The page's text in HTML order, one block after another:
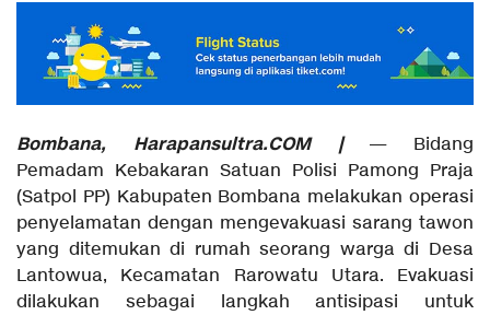
Bombana, Harapansultra.COM |
— Bidang
Pemadam Kebakaran Satuan Polisi Pamong Praja
(Satpol PP) Kabupaten Bombana melakukan operasi
penyelamatan dengan mengevakuasi sarang tawon
yang ditemukan di rumah seorang warga di Desa
Lantowua, Kecamatan Rarowatu Utara. Evakuasi
dilakukan sebagai langkah antisipasi untuk